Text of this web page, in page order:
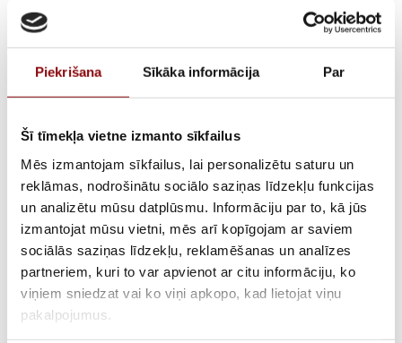
Piekrišana Sīkāka informācija Par
Šī tīmekļa vietne izmanto sīkfailus
Mēs izmantojam sīkfailus, lai personalizētu saturu un
reklāmas, nodrošinātu sociālo saziņas līdzekļu funkcijas
un analizētu mūsu datplūsmu. Informāciju par to, kā jūs
izmantojat mūsu vietni, mēs arī kopīgojam ar saviem
sociālās saziņas līdzekļu, reklamēšanas un analīzes
partneriem, kuri to var apvienot ar citu informāciju, ko
viņiem sniedzat vai ko viņi apkopo, kad lietojat viņu
pakalpojumus.
PIEGĀDES LAIKS, JA PRECE NAV
NOLIKTAVĀ RĪGĀ
2-6 nedēļas
APRAKSTS
1 fāzes benzīna ģenerators.
Jaudīgs 1 fāzes benzīna ģenerators PERFORM 3000 C5 ar jaudu
2.8kW ir paredzēts rezerves un autonomai elektroapgādei situācijās,
kad nav pieejams pastāvīgs elektrotīkls. Ģenerators nodrošina stabilu
elektroenerģijas padevi un pietiekamu jaudas rezervi vairāku
elektroiekārtu vienlaicīgai darbināšanai.
Iekārta ir piemērota apgaismojuma, apkures sistēmu,
elektroinstrumentu, sūkņu un citu vienfāzes elektroiekārtu darbībai
dažādos lietošanas apstākļos, tostarp saimniecībās un nelielās
darbnīcās. PERFORM 3000 C5 ir piemērots gan ikdienas
ekspluatācijai, gan īslaicīgai intensīvākai slodzei.